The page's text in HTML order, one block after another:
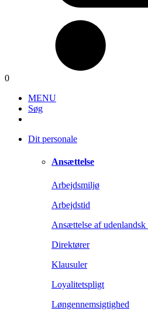
0
MENU
Søg
Dit personale
Ansættelse
Arbejdsmiljø
Arbejdstid
Ansættelse af udenlandsk
Direktører
Klausuler
Loyalitetspligt
Løngennemsigtighed